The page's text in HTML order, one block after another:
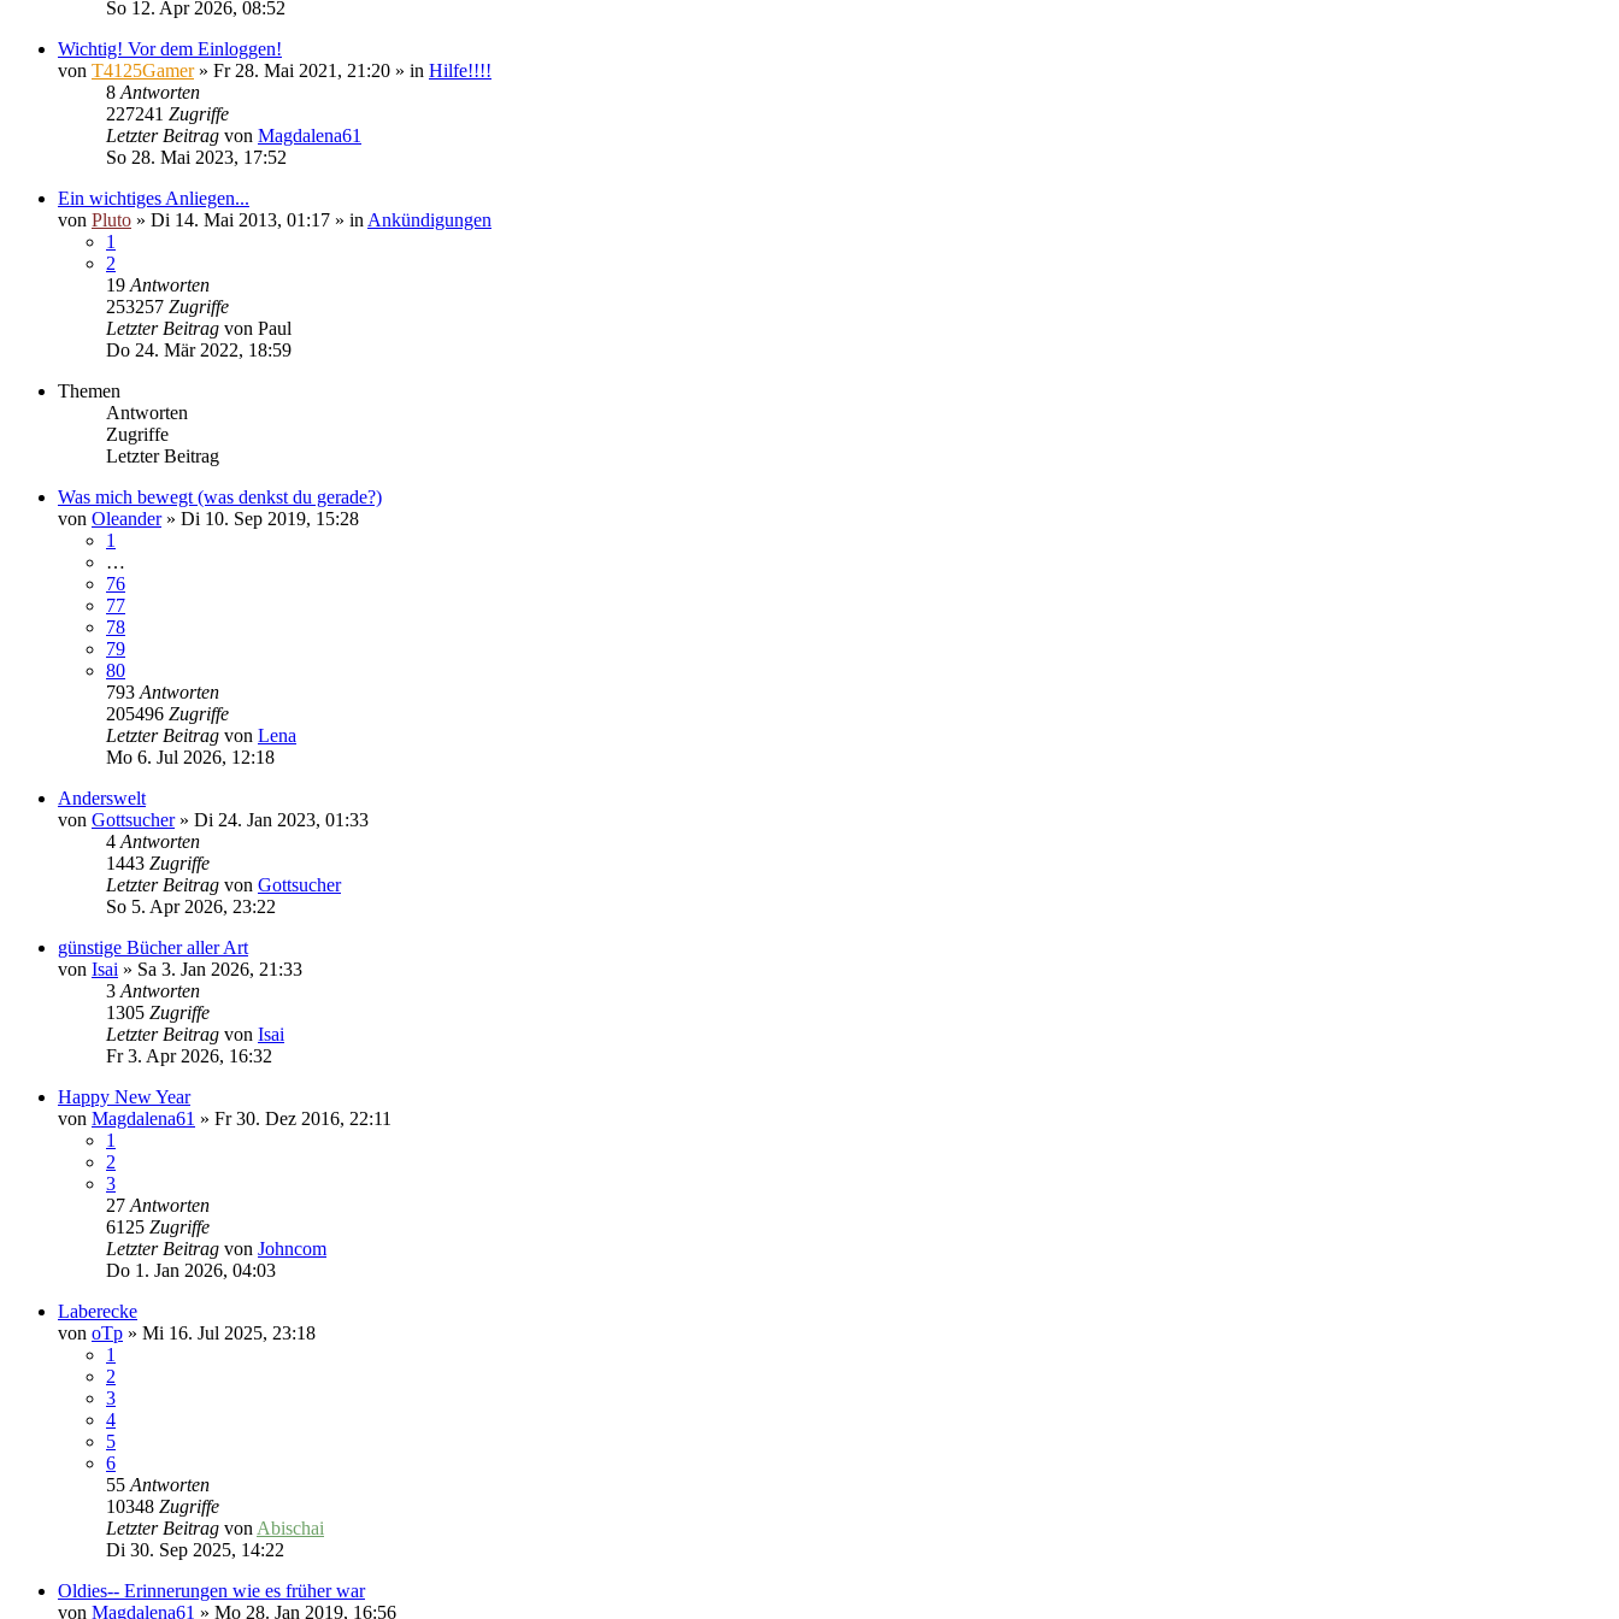
So 12. Apr 2026, 08:52
Wichtig! Vor dem Einloggen!
von T4125Gamer» Fr 28. Mai 2021, 21:20 » in Hilfe!!!!
8 Antworten
227241 Zugriffe
Letzter Beitrag von Magdalena61
So 28. Mai 2023, 17:52
Ein wichtiges Anliegen...
von Pluto » Di 14. Mai 2013, 01:17 » in Ankündigungen
1
2
19 Antworten
253257 Zugriffe
Letzter Beitrag von Paul
Do 24. Mär 2022, 18:59
Themen
Antworten
Zugriffe
Letzter Beitrag
Was mich bewegt (was denkst du gerade?)
von Oleander» Di 10. Sep 2019, 15:28
1
…
76
77
78
79
80
793 Antworten
205496 Zugriffe
Letzter Beitrag von Lena
Mo 6. Jul 2026, 12:18
Anderswelt
von Gottsucher» Di 24. Jan 2023, 01:33
4 Antworten
1443 Zugriffe
Letzter Beitrag von Gottsucher
So 5. Apr 2026, 23:22
günstige Bücher aller Art
von Isai » Sa 3. Jan 2026, 21:33
3 Antworten
1305 Zugriffe
Letzter Beitrag von Isai
Fr 3. Apr 2026, 16:32
Happy New Year
von Magdalena61 » Fr 30. Dez 2016, 22:11
1
2
3
27 Antworten
6125 Zugriffe
Letzter Beitrag von Johncom
Do 1. Jan 2026, 04:03
Laberecke
von oTp » Mi 16. Jul 2025, 23:18
1
2
3
4
5
6
55 Antworten
10348 Zugriffe
Letzter Beitrag von Abischai
Di 30. Sep 2025, 14:22
Oldies-- Erinnerungen wie es früher war
von Magdalena61 » Mo 28. Jan 2019, 16:56